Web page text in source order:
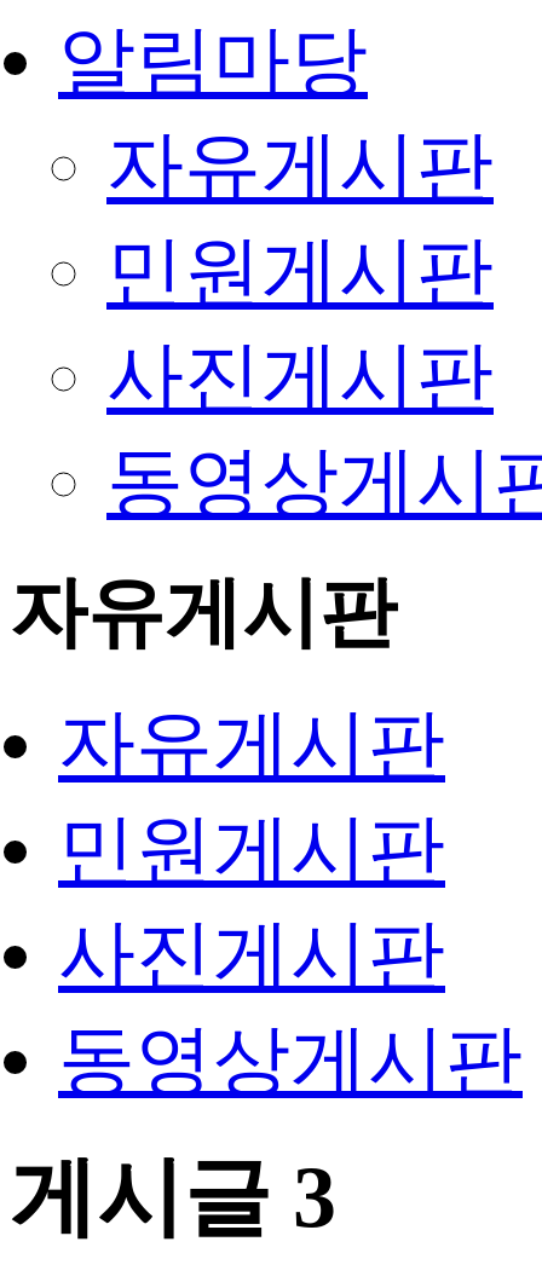
알림마당
자유게시판
민원게시판
사진게시판
동영상게시
자유게시판
자유게시판
민원게시판
사진게시판
동영상게시판
게시글 3